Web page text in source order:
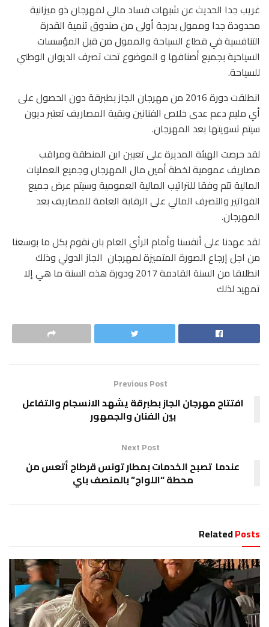
غريب جدا الحديث عن شبهات فساد مالي لمهرجان ذو ميزانية
محدودة جدا وممول بدرجة أولى من صندوق تنمية القدرة
التنافسية في قطاع السياحة والممول من قبل المؤسسات
السياحية بجميع أصنافها و الموضوع تحت تصرف الديوان الوطني
للسياحة.
انطلقت دورة 2016 من مهرجان الجاز بطبرقة دون الحصول على
أي مليم دعم عدى خلاص الفنانين وبقية المصاريف تعتبر ديون
سيتم تسويتها بعد المهرجان.
لقد حرصت الهيئة المديرة على تعيين ابن المنطقة ومراقب
مصاريف عمومية لخطة أمين مال المهرجان وجميع العمليات
المالية تتم وفقا للتراتيب المالية العمومية وسيتم عرض جميع
الفواتير والتصرف المالي على الرقابة العامة للمصاريف بعد
المهرجان.
لقد عهدنا على أنفسنا وأمام الرأي العام بان نقوم بكل ما بوسعنا
من اجل إرجاع الصورة المتميزة لمهرجان الجاز الدولي وذلك
انطلاقا من السنة القادمة 2017 ودورة هذه السنة ما هي إلا
تمهيد لذلك
Previous Post
افتتاح مهرجان الجاز بطبرقة يشهد الانسجام والتفاعل
بين الفنان والجمهور
Next Post
عندما تصبح الخدمات بمطار تونس قرطاج أتعس من
محطة “اللواج” بالمنصف باي
RelatedPosts